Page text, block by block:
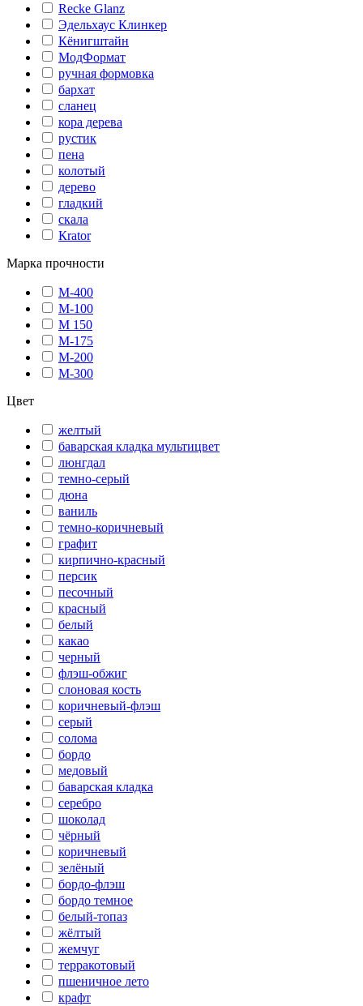
Recke Glanz
Эдельхаус Клинкер
Кёнигштайн
МодФормат
ручная формовка
бархат
сланец
кора дерева
рустик
пена
колотый
дерево
гладкий
скала
Кrator
Марка прочности
М-400
М-100
М 150
М-175
М-200
М-300
Цвет
желтый
баварская кладка мультицвет
люнгдал
темно-серый
дюна
ваниль
темно-коричневый
графит
кирпично-красный
персик
песочный
красный
белый
какао
черный
флэш-обжиг
слоновая кость
коричневый-флэш
серый
солома
бордо
медовый
баварская кладка
серебро
шоколад
чёрный
коричневый
зелёный
бордо-флэш
бордо темное
белый-топаз
жёлтый
жемчуг
терракотовый
пшеничное лето
крафт